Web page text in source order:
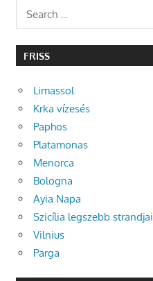
Search
for:
FRISS
Limassol
Krka vízesés
Paphos
Platamonas
Menorca
Bologna
Ayia Napa
Szicília legszebb strandjai
Vilnius
Parga